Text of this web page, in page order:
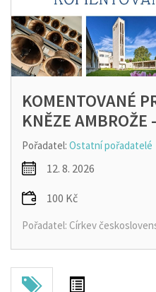
KOMENTOVANÉ
KNĚZE AMBROŽE
Pořadatel: Ostatní pořadatelé
12. 8. 2026
100 Kč
Pořadatel: Církev